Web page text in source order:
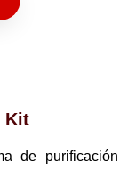
Kit
de purificación